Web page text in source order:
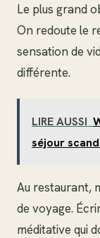
Le plus grand
On redoute le
sensation de
différente.
LIRE AUSSI
séjour
Au restaurant,
de voyage.
méditative qui